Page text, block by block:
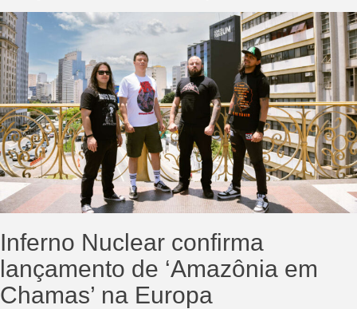
Inferno Nuclear confirma
lançamento de ‘Amazônia em
Chamas’ na Europa